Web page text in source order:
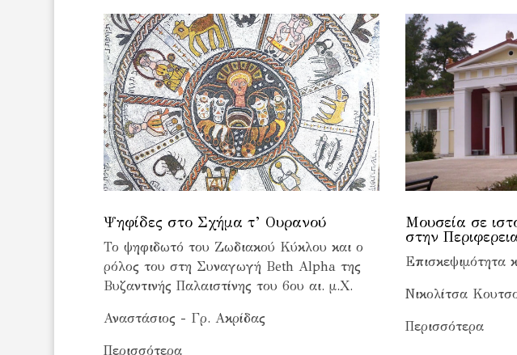
Ψηφίδες στο Σχήμα τ’ Ουρανού
Το ψηφιδωτό του Ζωδιακού Κύκλου και ο
ρόλος του στη Συναγωγή Beth Alpha της
Βυζαντινής Παλαιστίνης του 6ου αι. μ.Χ.
Αναστάσιος - Γρ. Ακρίδας
Περισσότερα
Μουσεία σε
στην
Επισκεψιμότητα
Νικολίτσα
Περισσότερα